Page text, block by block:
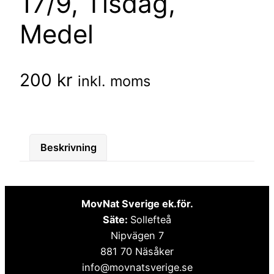
Medel
200 kr inkl. moms
Beskrivning
MovNat Sverige ek.för.
Säte: Sollefteå
Nipvägen 7
881 70 Näsåker
info@movnatsverige.se